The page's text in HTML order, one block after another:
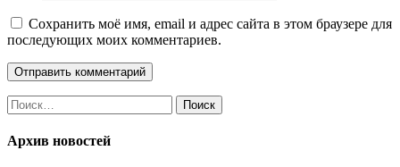
Сохранить моё имя, email и адрес сайта в этом браузере для
последующих моих комментариев.
Найти:
Архив новостей